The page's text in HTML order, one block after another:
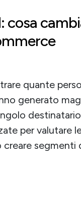
cosa
quante
generato
per valutare
segmenti